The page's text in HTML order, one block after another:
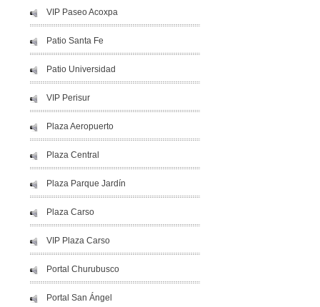
VIP Paseo Acoxpa
Patio Santa Fe
Patio Universidad
VIP Perisur
Plaza Aeropuerto
Plaza Central
Plaza Parque Jardín
Plaza Carso
VIP Plaza Carso
Portal Churubusco
Portal San Ángel